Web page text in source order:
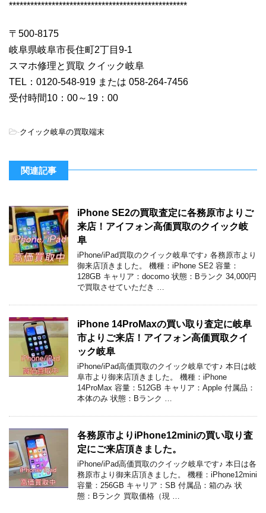
**************************************************
〒500-8175
岐阜県岐阜市長住町2丁目9-1
スマホ修理と買取 クイック岐阜
TEL：0120-548-919 または 058-264-7456
受付時間10：00～19：00
-クイック岐阜の買取端末
関連記事
iPhone SE2の買取査定に各務原市よりご
来店！アイフォン高価買取のクイック岐
阜
iPhone/iPad買取のクイック岐阜です♪ 各務原市より
御来店頂きました。 機種：iPhone SE2 容量：
128GB キャリア：docomo 状態：Bランク 34,000円
で買取させていただき …
iPhone 14ProMaxの買い取り査定に岐阜
市よりご来店！アイフォン高価買取クイ
ック岐阜
iPhone/iPad高価買取のクイック岐阜です♪ 本日は岐
阜市より御来店頂きました。 機種：iPhone
14ProMax 容量：512GB キャリア：Apple 付属品：
本体のみ 状態：Bランク …
各務原市よりiPhone12miniの買い取り査
定にご来店頂きました。
iPhone/iPad高価買取のクイック岐阜です♪ 本日は各
務原市より御来店頂きました。 機種：iPhone12mini
容量：256GB キャリア：SB 付属品：箱のみ 状
態：Bランク 買取価格（現 …